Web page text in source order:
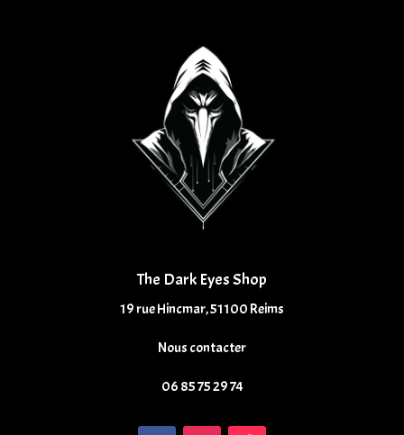
The Dark Eyes Shop
19 rue Hincmar, 51100 Reims
Nous contacter
06 85 75 29 74